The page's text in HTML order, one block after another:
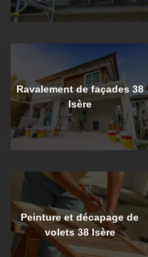
Ravalement de façades 38
Isère
Peinture et décapage de
volets 38 Isère